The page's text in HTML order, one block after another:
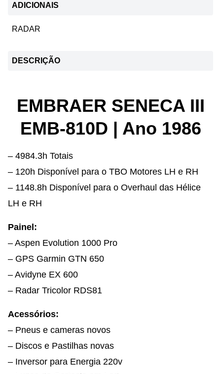
ADICIONAIS
RADAR
DESCRIÇÃO
EMBRAER SENECA III
EMB-810D | Ano 1986
– 4984.3h Totais
– 120h Disponível para o TBO Motores LH e RH
– 1148.8h Disponível para o Overhaul das Hélice
LH e RH
Painel:
– Aspen Evolution 1000 Pro
– GPS Garmin GTN 650
– Avidyne EX 600
– Radar Tricolor RDS81
Acessórios:
– Pneus e cameras novos
– Discos e Pastilhas novas
– Inversor para Energia 220v